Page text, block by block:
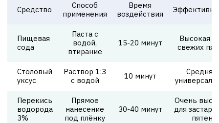
Средство
Способ
применения
Время
воздействия
Пищевая
сода
Паста с
водой,
втирание
15-20 минут
Высокая
свежих
Столовый
уксус
Раствор 1:3
с водой
10 минут
Средняя,
Перекись
водорода
3%
Прямое
нанесение
под плёнку
30-40 минут
Очень
для
пятен